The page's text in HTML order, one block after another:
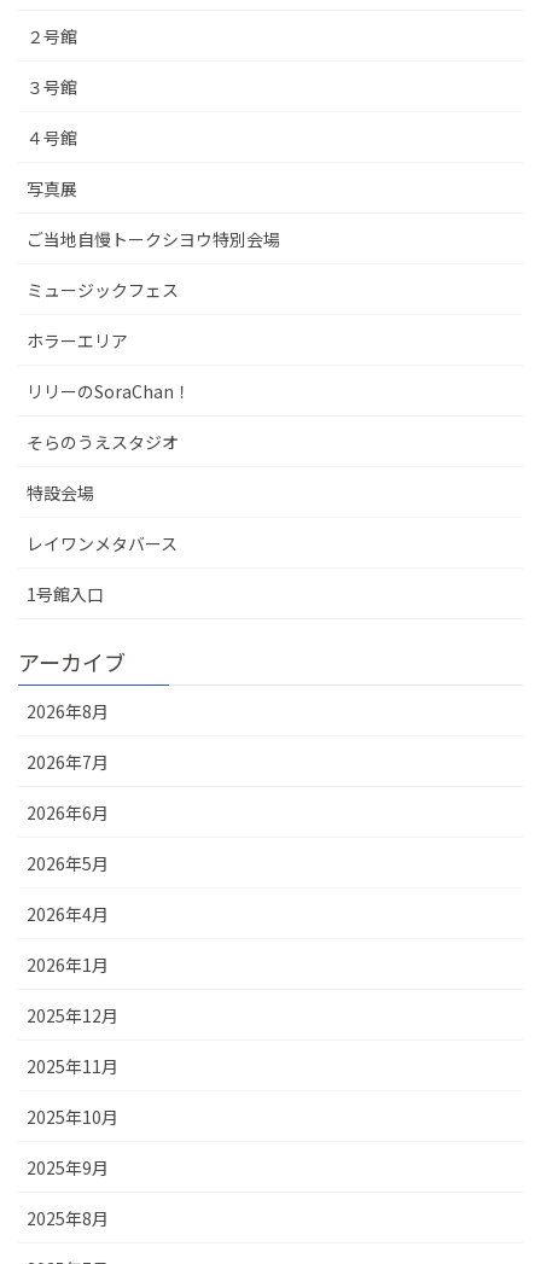
２号館
３号館
４号館
写真展
ご当地自慢トークシヨウ特別会場
ミュージックフェス
ホラーエリア
リリーのSoraChan！
そらのうえスタジオ
特設会場
レイワンメタバース
1号館入口
アーカイブ
2026年8月
2026年7月
2026年6月
2026年5月
2026年4月
2026年1月
2025年12月
2025年11月
2025年10月
2025年9月
2025年8月